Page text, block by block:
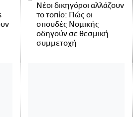
Νέοι δικηγόροι αλλάζουν
το τοπίο: Πώς οι
σπουδές Νομικής
οδηγούν σε θεσμική
συμμετοχή